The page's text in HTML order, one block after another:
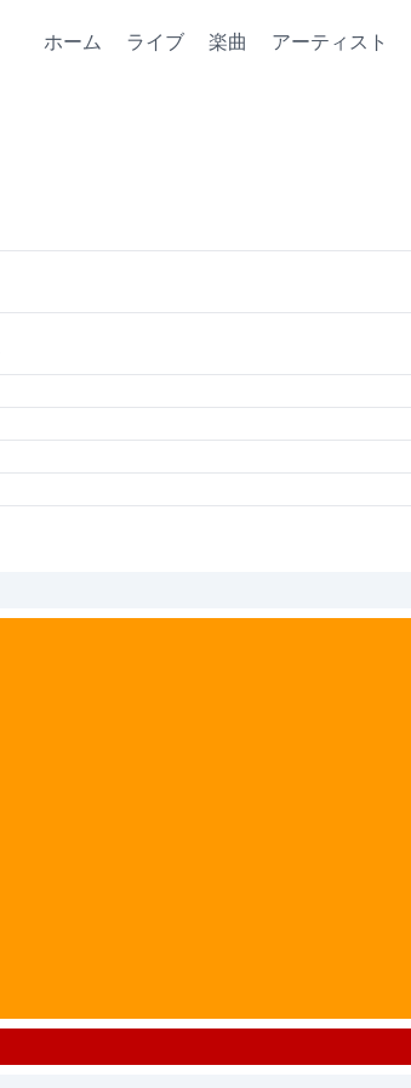
ホーム ライブ 楽曲 アーティスト